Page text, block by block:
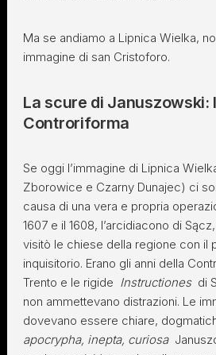
Ma se andiamo a Lipnica Wielka,
immagine di san Cristoforo.
La scure di Januszowski:
Controriforma
Se oggi l’immagine di Lipnica
Zborowice e Czarny Dunajec) ci
causa di una vera e propria
1607 e il 1608, l’arcidiacono di Sącz,
visitò le chiese della regione con il
inquisitorio. Erano gli anni della
Trento e le rigide Instructionesdi
non ammettevano distrazioni. Le
dovevano essere chiare,
apocrypha, inepta, curiosa